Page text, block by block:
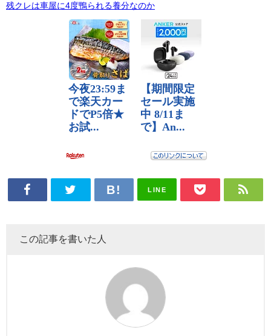
残クレは車屋に4度鴨られる養分なのか
LINE
この記事を書いた人